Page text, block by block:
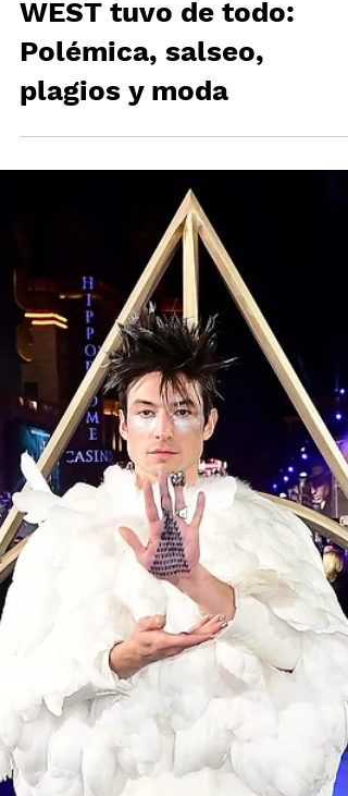
El show de YEEZY
SEASON 9 de KANYE
WEST tuvo de todo:
Polémica, salseo,
plagios y moda